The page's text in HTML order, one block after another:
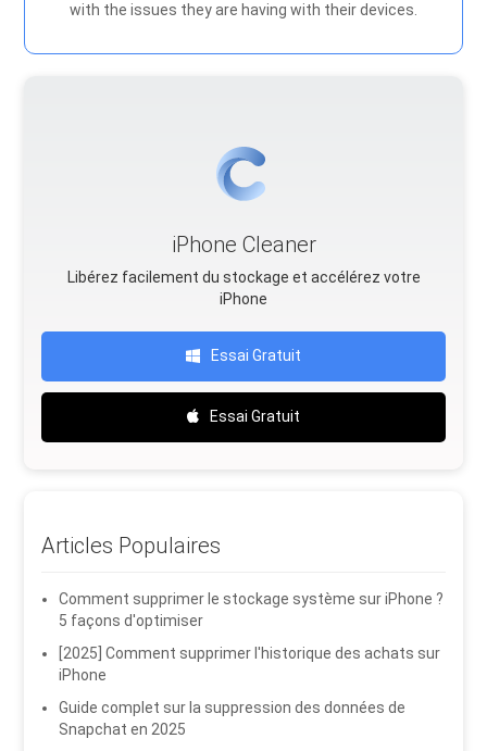
with the issues they are having with their devices.
iPhone Cleaner
Libérez facilement du stockage et accélérez votre
iPhone
Essai Gratuit
Essai Gratuit
Articles Populaires
Comment supprimer le stockage système sur iPhone ?
5 façons d'optimiser
[2025] Comment supprimer l'historique des achats sur
iPhone
Guide complet sur la suppression des données de
Snapchat en 2025